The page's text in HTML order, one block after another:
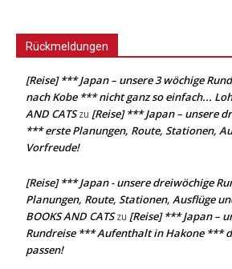
Rückmeldungen
[Reise] *** Japan – unsere 3 wöchige
nach Kobe *** nicht ganz so einfach...
AND CATSzu [Reise] *** Japan – unsere
*** erste Planungen, Route, Stationen,
Vorfreude!
[Reise] *** Japan - unsere dreiwöchige
Planungen, Route, Stationen, Ausflüge
BOOKS AND CATSzu [Reise] *** Japan –
Rundreise *** Aufenthalt in Hakone ***
passen!